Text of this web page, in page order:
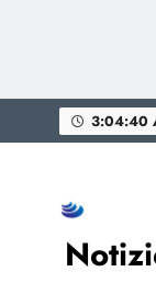
to
3:04:41